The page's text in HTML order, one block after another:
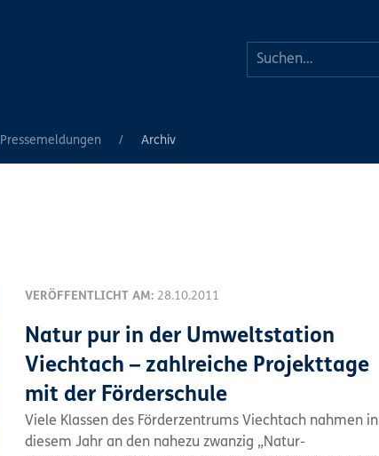
Pressemeldungen Archiv
VERÖFFENTLICHT AM: 28.10.2011
Natur pur in der Umweltstation
Viechtach – zahlreiche Projekttage
mit der Förderschule
Viele Klassen des Förderzentrums Viechtach nahmen in
diesem Jahr an den nahezu zwanzig „Natur-